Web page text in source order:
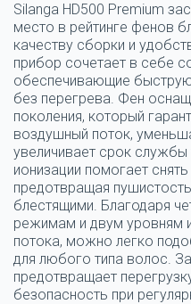
Silanga HD500 Premium
место в рейтинге фенов
качеству сборки и
прибор сочетает в себе
обеспечивающие
без перегрева. Фен
поколения, который
воздушный поток,
увеличивает срок службы
ионизации помогает
предотвращая
блестящими. Благодаря
режимам и двум уровням
потока, можно легко
для любого типа волос.
предотвращает
безопасность при